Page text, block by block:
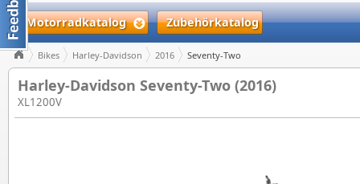
Motorradkatalog Zubehörkatalog
Bikes Harley-Davidson 2016 Seventy-Two
Harley-Davidson Seventy-Two (2016)
XL1200V